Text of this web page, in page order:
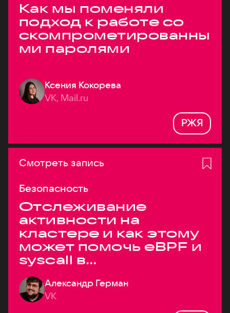
Как мы поменяли
подход к работе со
скомпрометированны
ми паролями
Ксения Кокорева
VK, Mail.ru
РЖЯ
Смотреть запись
Безопасность
Отслеживание
активности на
кластере и как этому
может помочь eBPF и
syscall в
высоконагруженных
системах
Александр Герман
VK